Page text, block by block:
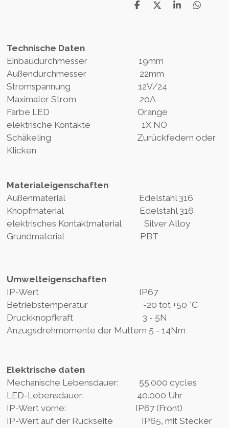
T
T
T
T
Technische Daten
Einbaudurchmesser 19mm
Außendurchmesser 22mm
Stromspannung 12V/24
Maximaler Strom 20A
Farbe LED Orange
elektrische Kontakte 1X NO
Schäkeling Zurückfedern oder
Klicken
Materialeigenschaften
Außenmaterial Edelstahl 316
Knopfmaterial Edelstahl 316
elektrisches Kontaktmaterial Silver Alloy
Grundmaterial PBT
Umwelteigenschaften
IP-Wert IP67
Betriebstemperatur -20 tot +50 °C
Druckknopfkraft 3 - 5N
Anzugsdrehmomente der Muttern 5 - 14Nm
Elektrische daten
Mechanische Lebensdauer: 55.000 cycles
LED-Lebensdauer: 40.000 Uhr
IP-Wert vorne: IP67 (Front)
IP-Wert auf der Rückseite IP65, mit Stecker